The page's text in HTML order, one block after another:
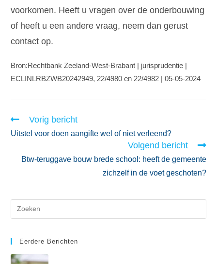
voorkomen. Heeft u vragen over de onderbouwing
of heeft u een andere vraag, neem dan gerust
contact op.
Bron:Rechtbank Zeeland-West-Brabant | jurisprudentie |
ECLINLRBZWB20242949, 22/4980 en 22/4982 | 05-05-2024
Vorig bericht
Uitstel voor doen aangifte wel of niet verleend?
Volgend bericht
Btw-teruggave bouw brede school: heeft de gemeente
zichzelf in de voet geschoten?
Eerdere Berichten